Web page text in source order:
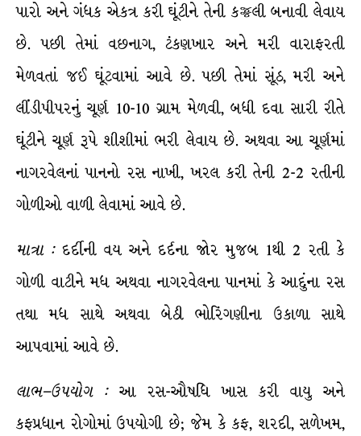
પારો અને ગંધક એકત્ર કરી ઘૂંટીને તેની કજ્જલી બનાવી લેવાય
છે. પછી તેમાં વછનાગ, ટંકણખાર અને મરી વારાફરતી
મેળવતાં જઈ ઘૂંટવામાં આવે છે. પછી તેમાં સૂંઠ, મરી અને
લીંડીપીપરનું ચૂર્ણ 10-10 ગ્રામ મેળવી, બધી દવા સારી રીતે
ઘૂંટીને ચૂર્ણ રૂપે શીશીમાં ભરી લેવાય છે. અથવા આ ચૂર્ણમાં
નાગરવેલનાં પાનનો રસ નાખી, ખરલ કરી તેની 2-2 રતીની
ગોળીઓ વાળી લેવામાં આવે છે.
માત્રા:દર્દીની વય અને દર્દના જોર મુજબ 1થી 2 રતી કે
ગોળી વાટીને મધ અથવા નાગરવેલના પાનમાં કે આદુંના રસ
તથા મધ સાથે અથવા બેઠી ભોરિંગણીના ઉકાળા સાથે
આપવામાં આવે છે.
લાભ–ઉપયોગ:આ રસ-ઔષધિ ખાસ કરી વાયુ અને
કફપ્રધાન રોગોમાં ઉપયોગી છે; જેમ કે કફ, શરદી, સળેખમ,